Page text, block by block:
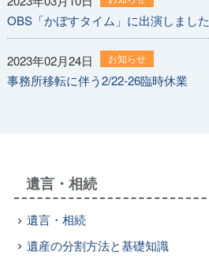
OBS「かぼすタイム」に出演しました
2023年02月24日 お知らせ
事務所移転に伴う2/22-26臨時休業
遺言・相続
遺言・相続
遺産の分割方法と基礎知識